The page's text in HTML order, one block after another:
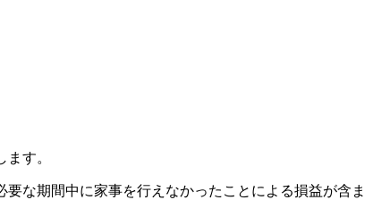
ます。
な期間中に家事を行えなかったことによる損益が含ま